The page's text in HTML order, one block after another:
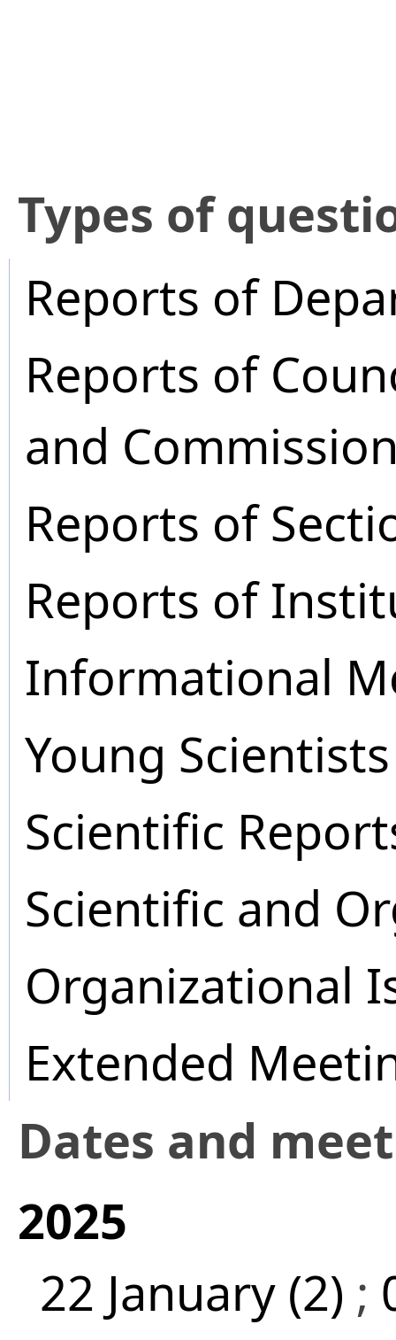
​Types of
Reports of
Reports of
and
Reports of
Reports of
Informational
Young
Scientific
Scientific and
Organizational
Extended
Dates and
2025
22 January (2) ;